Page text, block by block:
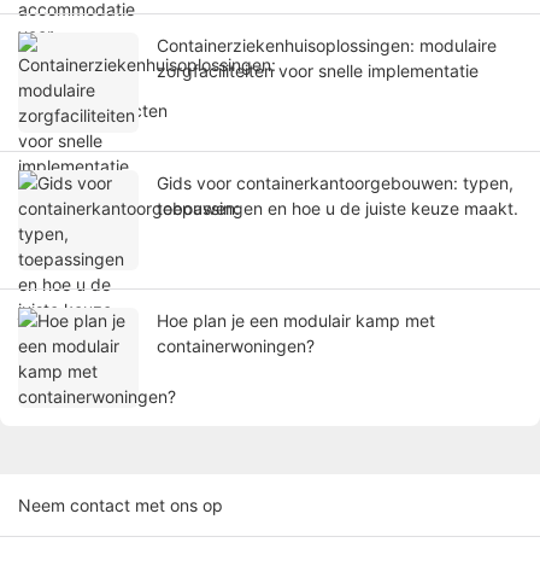
Containerziekenhuisoplossingen: modulaire
zorgfaciliteiten voor snelle implementatie
Gids voor containerkantoorgebouwen: typen,
toepassingen en hoe u de juiste keuze maakt.
Hoe plan je een modulair kamp met
containerwoningen?
Neem contact met ons op